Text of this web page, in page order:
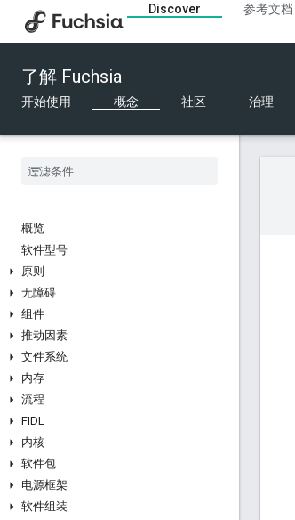
Discover 参考文档
了解 Fuchsia
开始使用 概念 社区 治理
概览
软件型号
原则
无障碍
组件
推动因素
文件系统
内存
流程
FIDL
内核
软件包
电源框架
软件组装